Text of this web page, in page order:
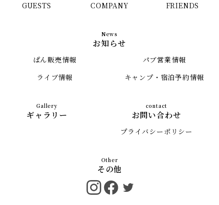
GUESTS COMPANY FRIENDS
お知らせ
ぱん販売情報
パブ営業情報
ライブ情報
キャンプ・宿泊予約情報
ギャラリー お問い合わせ
プライバシーポリシー
その他